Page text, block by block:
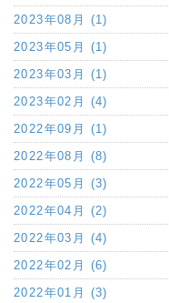
2023年08月 (1)
2023年05月 (1)
2023年03月 (1)
2023年02月 (4)
2022年09月 (1)
2022年08月 (8)
2022年05月 (3)
2022年04月 (2)
2022年03月 (4)
2022年02月 (6)
2022年01月 (3)